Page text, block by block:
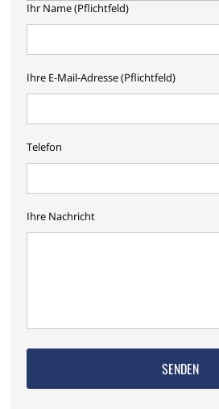
Ihr Name (Pflichtfeld)
Ihre E-Mail-Adresse (Pflichtfeld)
Telefon
Ihre Nachricht